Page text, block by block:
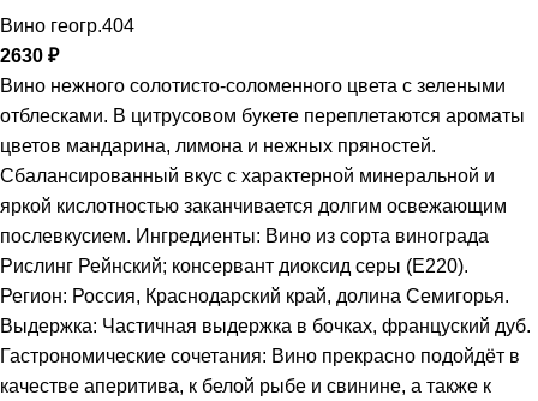
Вино геогр.404
2630 ₽
Вино нежного солотисто-соломенного цвета с зелеными
отблесками. В цитрусовом букете переплетаются ароматы
цветов мандарина, лимона и нежных пряностей.
Сбалансированный вкус с характерной минеральной и
яркой кислотностью заканчивается долгим освежающим
послевкусием. Ингредиенты: Вино из сорта винограда
Рислинг Рейнский; консервант диоксид серы (Е220).
Регион: Россия, Краснодарский край, долина Семигорья.
Выдержка: Частичная выдержка в бочках, француский дуб.
Гастрономические сочетания: Вино прекрасно подойдёт в
качестве аперитива, к белой рыбе и свинине, а также к